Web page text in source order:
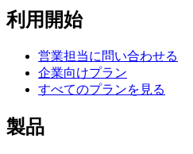
利用開始
営業担当に問い合わせる
企業向けプラン
すべてのプランを見る
製品